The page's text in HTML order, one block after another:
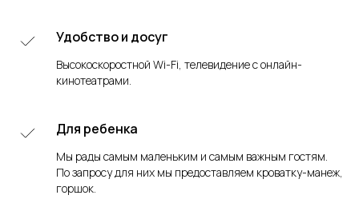
Удобство и досуг
Высокоскоростной Wi-Fi, телевидение с онлайн-
кинотеатрами.
Для ребенка
Мы рады самым маленьким и самым важным гостям.
По запросу для них мы предоставляем кроватку-манеж,
горшок.